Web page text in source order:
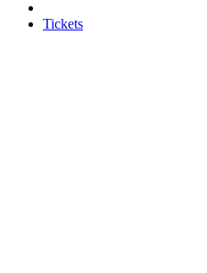
Tickets